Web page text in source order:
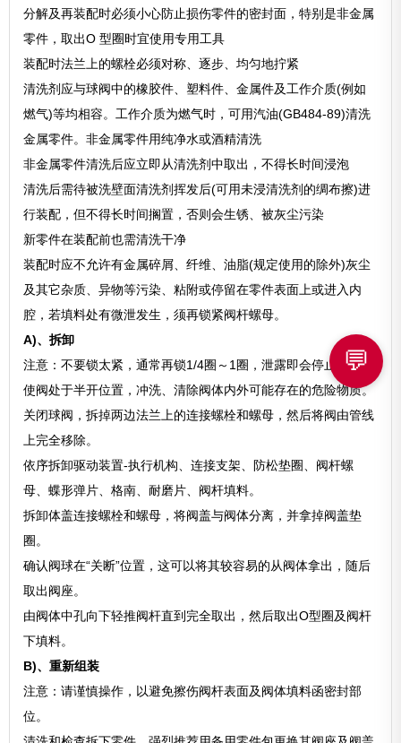
分解及再装配时必须小心防止损伤零件的密封面，特别是非金属
零件，取出O 型圈时宜使用专用工具
装配时法兰上的螺栓必须对称、逐步、均匀地拧紧
清洗剂应与球阀中的橡胶件、塑料件、金属件及工作介质(例如
燃气)等均相容。工作介质为燃气时，可用汽油(GB484-89)清洗
金属零件。非金属零件用纯净水或酒精清洗
非金属零件清洗后应立即从清洗剂中取出，不得长时间浸泡
清洗后需待被洗壁面清洗剂挥发后(可用未浸清洗剂的绸布擦)进
行装配，但不得长时间搁置，否则会生锈、被灰尘污染
新零件在装配前也需清洗干净
装配时应不允许有金属碎屑、纤维、油脂(规定使用的除外)灰尘
及其它杂质、异物等污染、粘附或停留在零件表面上或进入内
腔，若填料处有微泄发生，须再锁紧阀杆螺母。
A)、拆卸
注意：不要锁太紧，通常再锁1/4圈～1圈，泄露即会停止。
使阀处于半开位置，冲洗、清除阀体内外可能存在的危险物质。
关闭球阀，拆掉两边法兰上的连接螺栓和螺母，然后将阀由管线
上完全移除。
依序拆卸驱动装置-执行机构、连接支架、防松垫圈、阀杆螺
母、蝶形弹片、格南、耐磨片、阀杆填料。
拆卸体盖连接螺栓和螺母，将阀盖与阀体分离，并拿掉阀盖垫
圈。
确认阀球在“关断”位置，这可以将其较容易的从阀体拿出，随后
取出阀座。
由阀体中孔向下轻推阀杆直到完全取出，然后取出O型圈及阀杆
下填料。
B)、重新组装
注意：请谨慎操作，以避免擦伤阀杆表面及阀体填料函密封部
位。
💬